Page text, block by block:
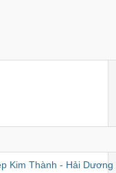
Kim Thành - Hải Dương